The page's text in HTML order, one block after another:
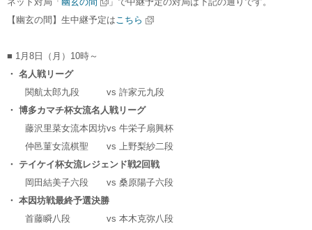
【幽玄の間】生中継予定は こちら
■ 1月8日（月）10時～
・ 名人戦リーグ
関航太郎九段
vs 許家元九段
・ 博多カマチ杯女流名人戦リーグ
藤沢里菜女流本因坊vs 牛栄子扇興杯
仲邑菫女流棋聖
vs
上野梨紗二段
・ テイケイ杯女流レジェンド戦2回戦
岡田結美子六段
vs 桑原陽子六段
・ 本因坊戦最終予選決勝
首藤瞬八段
vs 本木克弥八段